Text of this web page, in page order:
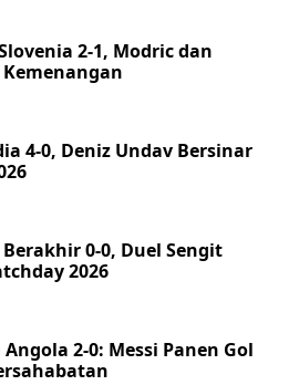
2-1, Modric dan
Kemenangan
4-0, Deniz Undav Bersinar
0-0, Duel Sengit
2026
2-0: Messi Panen Gol